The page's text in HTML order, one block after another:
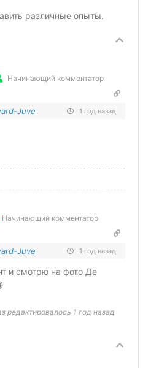
различные опыты.
Начинающий комментатор
Juve 1 год назад
Начинающий комментатор
Juve 1 год назад
и смотрю на фото Де
редактировалось 1 год назад